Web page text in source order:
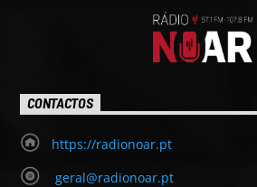
CONTACTOS
https://radionoar.pt
geral@radionoar.pt